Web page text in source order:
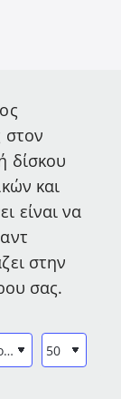
στον
δίσκου
και
είναι να
στην
σας.